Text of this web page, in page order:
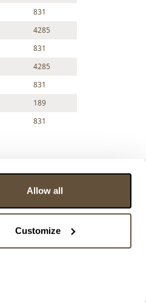
Allow all
Customize
831
4285
831
4285
831
189
831